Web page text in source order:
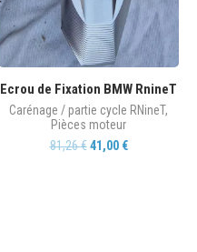
Ecrou de Fixation BMW RnineT
Carénage / partie cycle RNineT,
Pièces moteur
81,26€ 41,00 €